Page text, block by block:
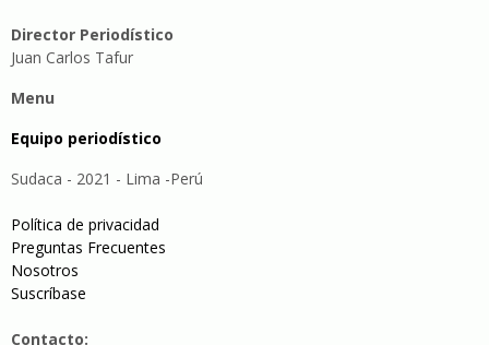
Director Periodístico
Juan Carlos Tafur
Menu
Equipo periodístico
Sudaca - 2021 - Lima -Perú
Política de privacidad
Preguntas Frecuentes
Nosotros
Suscríbase
Contacto: